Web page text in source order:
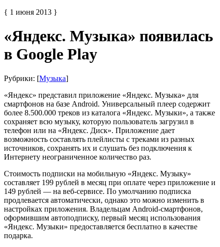
{ 1 июня 2013 }
«Яндекс. Музыка» появилась
в Google Play
Рубрики: [Музыка]
«Яндекс» представил приложение «Яндекс. Музыка» для
смартфонов на базе Android. Универсальный плеер содержит
более 8.500.000 треков из каталога «Яндекс. Музыки», а также
сохраняет всю музыку, которую пользователь загрузил в
телефон или на «Яндекс. Диск». Приложение дает
возможность составлять плейлисты с треками из разных
источников, сохранять их и слушать без подключения к
Интернету неограниченное количество раз.
Стоимость подписки на мобильную «Яндекс. Музыку»
составляет 199 рублей в месяц при оплате через приложение и
149 рублей — на веб-сервисе. По умолчанию подписка
продлевается автоматически, однако это можно изменить в
настройках приложения. Владельцам Android-смартфонов,
оформившим автоподписку, первый месяц использования
«Яндекс. Музыки» предоставляется бесплатно в качестве
подарка.